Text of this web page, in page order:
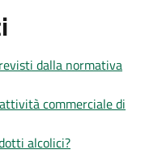
dalla normativa
commerciale di
alcolici?